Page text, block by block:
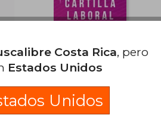
Cartilla laboral 2019 -
4ta edición
Costa Rica, pero
Estados Unidos
Unidos